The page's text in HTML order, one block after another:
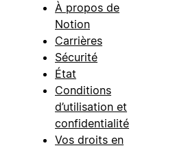
À propos de
Notion
Carrières
Sécurité
État
Conditions
d’utilisation et
confidentialité
Vos droits en